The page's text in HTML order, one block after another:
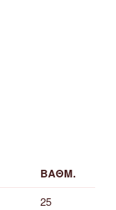
ΒΑΘΜ.
25